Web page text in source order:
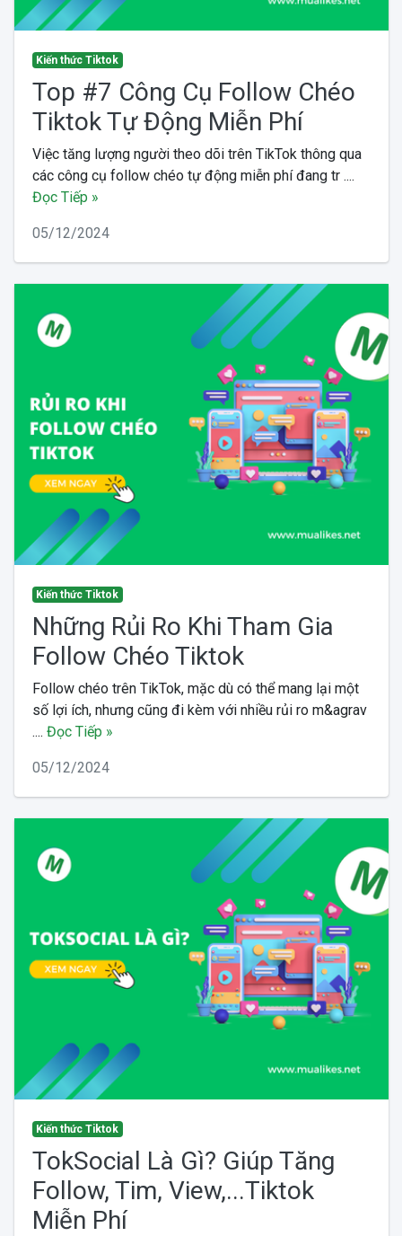
Kiến thức Tiktok
Top #7 Công Cụ Follow Chéo
Tiktok Tự Động Miễn Phí
Việc tăng lượng người theo dõi trên TikTok thông qua
các công cụ follow chéo tự động miễn phí đang tr ....
Đọc Tiếp »
05/12/2024
Kiến thức Tiktok
Những Rủi Ro Khi Tham Gia
Follow Chéo Tiktok
Follow chéo trên TikTok, mặc dù có thể mang lại một
số lợi ích, nhưng cũng đi kèm với nhiều rủi ro m&agrav
.... Đọc Tiếp »
05/12/2024
Kiến thức Tiktok
TokSocial Là Gì? Giúp Tăng
Follow, Tim, View,...Tiktok
Miễn Phí